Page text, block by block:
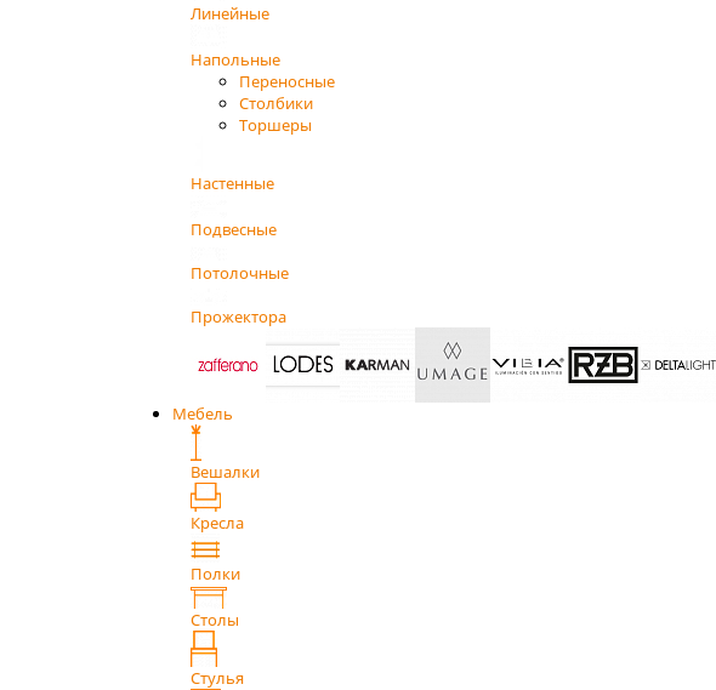
Линейные
Напольные
Переносные
Столбики
Торшеры
Настенные
Подвесные
Потолочные
Прожектора
Мебель
Вешалки
Кресла
Полки
Столы
Стулья